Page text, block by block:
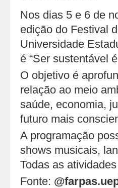
Nos dias 5 e 6 de
edição do Festival
Universidade
é “Ser sustentável
O objetivo é
relação ao meio
saúde, economia,
futuro mais
A programação
shows musicais,
Todas as
Fonte: